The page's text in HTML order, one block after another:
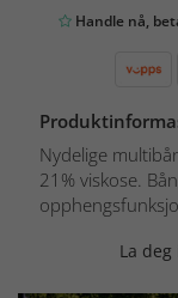
Handle nå,
Nydelige
21% viskose.
La